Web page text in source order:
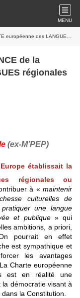
MENU
LANGUES régionales et minoritaires
de la
régionales
(ex-M’PEP)
établissait la
régionales ou
à «maintenir
culturelles de
une langue
et publique» qui
ambitions, a priori,
pourrait en effet
est sympathique et
les avantages
Charte européenne
est en réalité une
démocratie visant à
la Constitution.